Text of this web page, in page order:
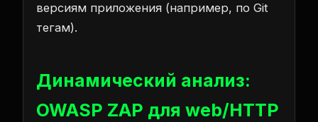
версиям приложения (например, по Git
тегам).
Динамический анализ:
OWASP ZAP для web/HTTP